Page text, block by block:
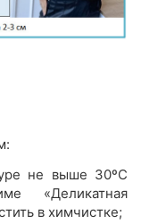
не выше 30ºС
«Деликатная
в химчистке;